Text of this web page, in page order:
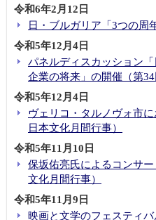
令和6年2月12日
日・ブルガリア「3つの周
令和5年12月4日
パネルディスカッション
企業の将来」の開催（第34
令和5年12月4日
ヴェリコ・タルノヴォ市
日本文化月間行事）
令和5年11月10日
保坂佑亮氏によるコンサ
文化月間行事）
令和5年11月9日
映画と文学のフェスティ